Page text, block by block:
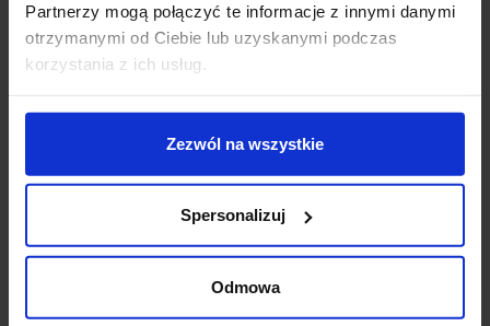
Partnerzy mogą połączyć te informacje z innymi danymi
otrzymanymi od Ciebie lub uzyskanymi podczas
korzystania z ich usług.
Zezwól na wszystkie
Spersonalizuj
Odmowa
Metody płatności
Koszt dostawy